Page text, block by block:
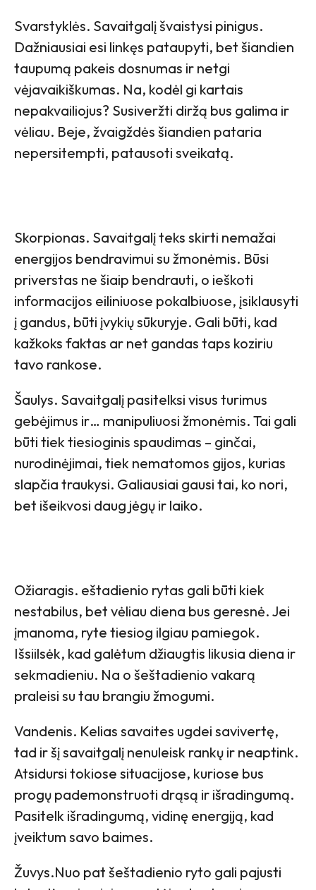
Svarstyklės. Savaitgalį švaistysi pinigus.
Dažniausiai esi linkęs pataupyti, bet šiandien
taupumą pakeis dosnumas ir netgi
vėjavaikiškumas. Na, kodėl gi kartais
nepakvailiojus? Susiveržti diržą bus galima ir
vėliau. Beje, žvaigždės šiandien pataria
nepersitempti, patausoti sveikatą.
Skorpionas. Savaitgalį teks skirti nemažai
energijos bendravimui su žmonėmis. Būsi
priverstas ne šiaip bendrauti, o ieškoti
informacijos eiliniuose pokalbiuose, įsiklausyti
į gandus, būti įvykių sūkuryje. Gali būti, kad
kažkoks faktas ar net gandas taps koziriu
tavo rankose.
Šaulys. Savaitgalį pasitelksi visus turimus
gebėjimus ir… manipuliuosi žmonėmis. Tai gali
būti tiek tiesioginis spaudimas – ginčai,
nurodinėjimai, tiek nematomos gijos, kurias
slapčia traukysi. Galiausiai gausi tai, ko nori,
bet išeikvosi daug jėgų ir laiko.
Ožiaragis. eštadienio rytas gali būti kiek
nestabilus, bet vėliau diena bus geresnė. Jei
įmanoma, ryte tiesiog ilgiau pamiegok.
Išsiilsėk, kad galėtum džiaugtis likusia diena ir
sekmadieniu. Na o šeštadienio vakarą
praleisi su tau brangiu žmogumi.
Vandenis. Kelias savaites ugdei savivertę,
tad ir šį savaitgalį nenuleisk rankų ir neaptink.
Atsidursi tokiose situacijose, kuriose bus
progų pademonstruoti drąsą ir išradingumą.
Pasitelk išradingumą, vidinę energiją, kad
įveiktum savo baimes.
Žuvys.Nuo pat šeštadienio ryto gali pajusti